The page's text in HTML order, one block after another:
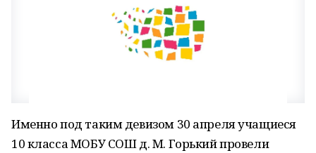
Именно под таким девизом 30 апреля учащиеся
10 класса МОБУ СОШ д. М. Горький провели